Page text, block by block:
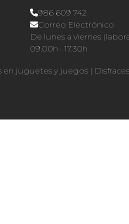
986 609 742
Correo Electrónico
De lunes a viernes
09.00h · 17.30h
en juguetes y juegos | Disfraces